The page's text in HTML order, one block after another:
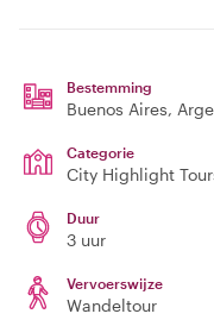
Bestemming
Buenos Aires,
Categorie
City Highlight
Duur
3 uur
Vervoerswijze
Wandeltour